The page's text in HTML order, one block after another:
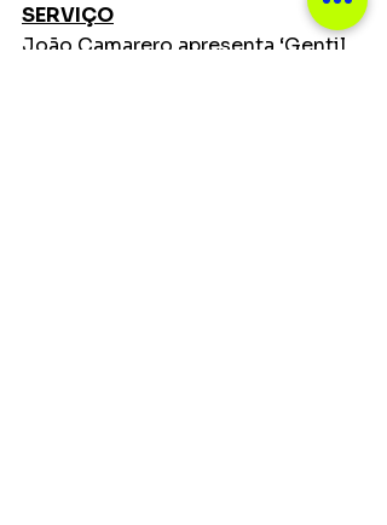
SERVIÇO
João Camarero apresenta ‘Gentil